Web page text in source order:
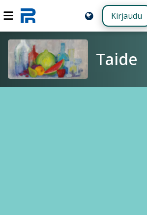
Kirjaudu
Taide